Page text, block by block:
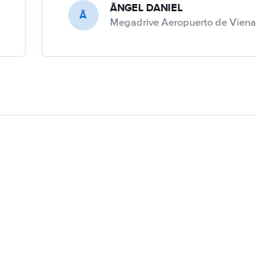
Ã ÃNGEL DANIEL
Megadrive Aeropuerto de Viena